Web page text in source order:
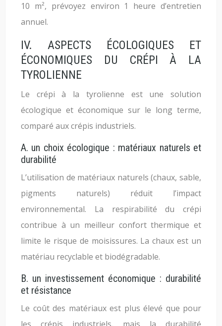
10 m², prévoyez environ 1 heure d’entretien
annuel.
IV. ASPECTS ÉCOLOGIQUES ET
ÉCONOMIQUES DU CRÉPI À LA
TYROLIENNE
Le crépi à la tyrolienne est une solution
écologique et économique sur le long terme,
comparé aux crépis industriels.
A. un choix écologique : matériaux naturels et
durabilité
L’utilisation de matériaux naturels (chaux, sable,
pigments naturels) réduit l’impact
environnemental. La respirabilité du crépi
contribue à un meilleur confort thermique et
limite le risque de moisissures. La chaux est un
matériau recyclable et biodégradable.
B. un investissement économique : durabilité
et résistance
Le coût des matériaux est plus élevé que pour